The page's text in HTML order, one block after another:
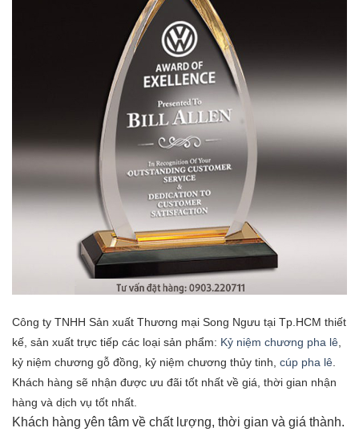
Công ty TNHH Sản xuất Thương mại Song Ngưu tại Tp.HCM thiết
kế, sản xuất trực tiếp các loại sản phẩm: Kỷ niệm chương pha lê
kỷ niệm chương gỗ đồng, kỷ niệm chương thủy tinh, cúp pha lê
Khách hàng sẽ nhận được ưu đãi tốt nhất về giá, thời gian nhận
hàng và dịch vụ tốt nhất.
Khách hàng yên tâm về chất lượng, thời gian và giá thành.